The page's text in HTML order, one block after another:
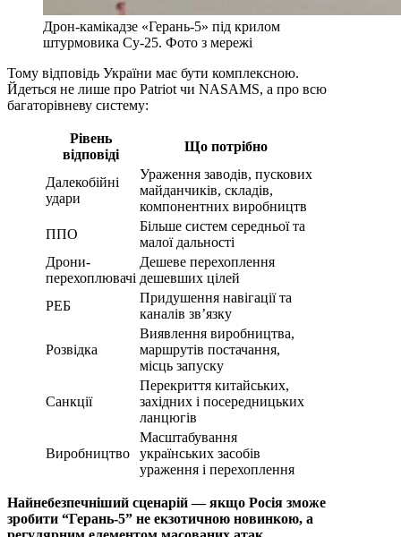
Дрон-камікадзе «Герань-5» під крилом
штурмовика Су-25. Фото з мережі
Тому відповідь України має бути комплексною.
Йдеться не лише про Patriot чи NASAMS, а про всю
багаторівневу систему:
Рівень
відповіді
Що потрібно
Далекобійні
удари
Ураження заводів, пускових
майданчиків, складів,
компонентних виробництв
ППО
Більше систем середньої та
малої дальності
Дрони-
перехоплювачі
Дешеве перехоплення
дешевших цілей
РЕБ
Придушення навігації та
каналів зв’язку
Розвідка
Виявлення виробництва,
маршрутів постачання,
місць запуску
Санкції
Перекриття китайських,
західних і посередницьких
ланцюгів
Виробництво
Масштабування
українських засобів
ураження і перехоплення
Найнебезпечніший сценарій — якщо Росія зможе
зробити “Герань-5” не екзотичною новинкою, а